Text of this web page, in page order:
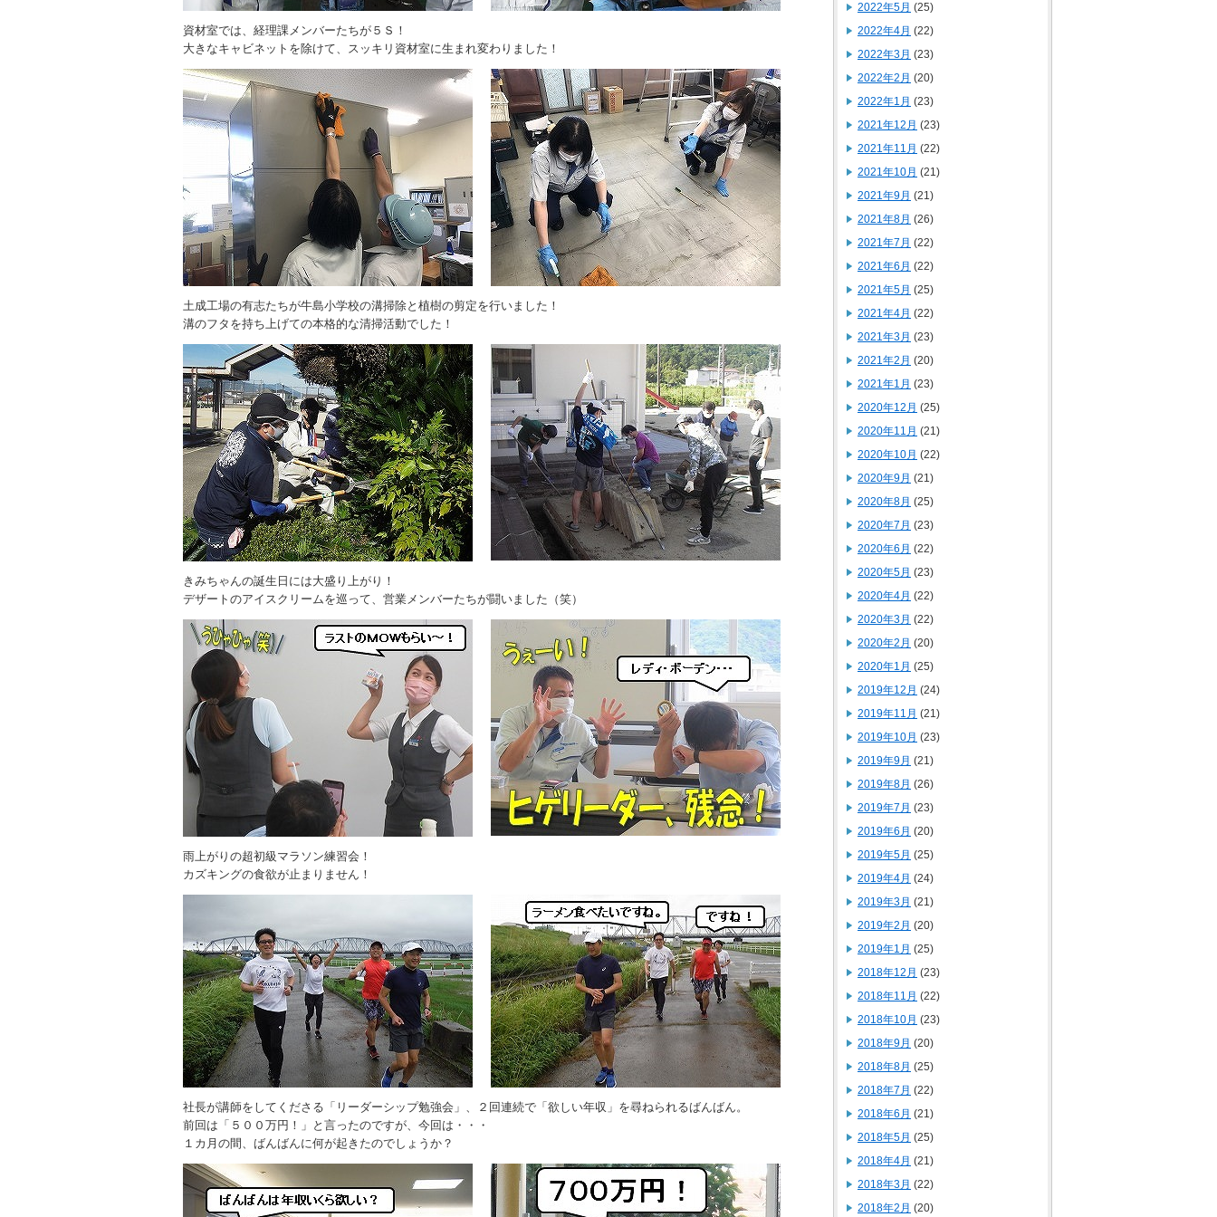
資材室では、経理課メンバーたちが５Ｓ！
大きなキャビネットを除けて、スッキリ資材室に生まれ変わりました！
土成工場の有志たちが牛島小学校の溝掃除と植樹の剪定を行いました！
溝のフタを持ち上げての本格的な清掃活動でした！
きみちゃんの誕生日には大盛り上がり！
デザートのアイスクリームを巡って、営業メンバーたちが闘いました（笑）
雨上がりの超初級マラソン練習会！
カズキングの食欲が止まりません！
社長が講師をしてくださる「リーダーシップ勉強会」、２回連続で「欲しい年収」を尋ねられるばんばん。
前回は「５００万円！」と言ったのですが、今回は・・・
１カ月の間、ばんばんに何が起きたのでしょうか？
2022年5月 (25)
2022年4月 (22)
2022年3月 (23)
2022年2月 (20)
2022年1月 (23)
2021年12月 (23)
2021年11月 (22)
2021年10月 (21)
2021年9月 (21)
2021年8月 (26)
2021年7月 (22)
2021年6月 (22)
2021年5月 (25)
2021年4月 (22)
2021年3月 (23)
2021年2月 (20)
2021年1月 (23)
2020年12月 (25)
2020年11月 (21)
2020年10月 (22)
2020年9月 (21)
2020年8月 (25)
2020年7月 (23)
2020年6月 (22)
2020年5月 (23)
2020年4月 (22)
2020年3月 (22)
2020年2月 (20)
2020年1月 (25)
2019年12月 (24)
2019年11月 (21)
2019年10月 (23)
2019年9月 (21)
2019年8月 (26)
2019年7月 (23)
2019年6月 (20)
2019年5月 (25)
2019年4月 (24)
2019年3月 (21)
2019年2月 (20)
2019年1月 (25)
2018年12月 (23)
2018年11月 (22)
2018年10月 (23)
2018年9月 (20)
2018年8月 (25)
2018年7月 (22)
2018年6月 (21)
2018年5月 (25)
2018年4月 (21)
2018年3月 (22)
2018年2月 (20)